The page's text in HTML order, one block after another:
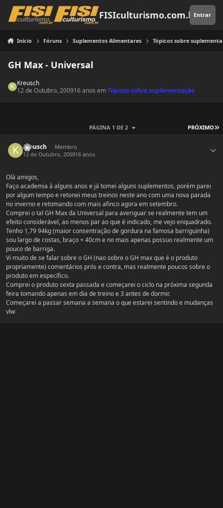
Pular para o conteúdo
FISIculturismo.com.brEntrar
Início Fóruns Suplementos Alimentares Tópicos sobre
GH Max - Universal
Kreusch
12 de Outubro, 200916 anos emTópicos sobre suplementação
PRÓXIMO
PÁGINA 1 DE 2
Kreusch
Membro
12 de Outubro, 200916 anos
Olá amigos,
Faço academia à alguns anos e já tomei alguns suplementos, porém parei
por algum tempo e retonei meus treinos neste ano com uma nova parada
no inverno e retomando com mais afinco agora em setembro.
Comprei o tal GH Max da Universal para averiguar se realmente tem um
efeito considerável, ao menos par ao que é indicado, me vejo enquadrado.
Tenho 1,79 94kg (maior consentração de gordura na famosa barriguinha)
sou largo de costas, braço + 40cm e no mais apenas possuo realmente um
pouco de barriga.
Vi muito de se falar sobre o GH (nao sobre o GH max que é o produto
propriamente) comentários prós e contra, mas realmente poucos sobre o
produto em específico.
Comprei o produto sexta passada e começarei o ciclo na próxima segunda
feira tomando apenas em dia de treino e 3 antes de dormir.
Começarei a passar semana a semana o que estarei sentindo e mudanças
vlw